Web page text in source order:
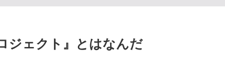
ジェクト』とはなんだ